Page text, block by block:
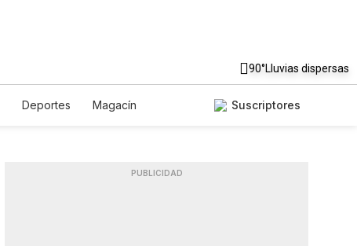
90°Lluvias dispersas
Deportes
Magacín
Suscriptores
PUBLICIDAD